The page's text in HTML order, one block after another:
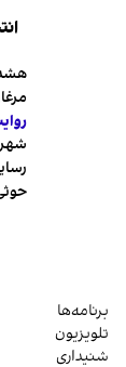
برنامه‌ها
تلویزیون
شنیداری